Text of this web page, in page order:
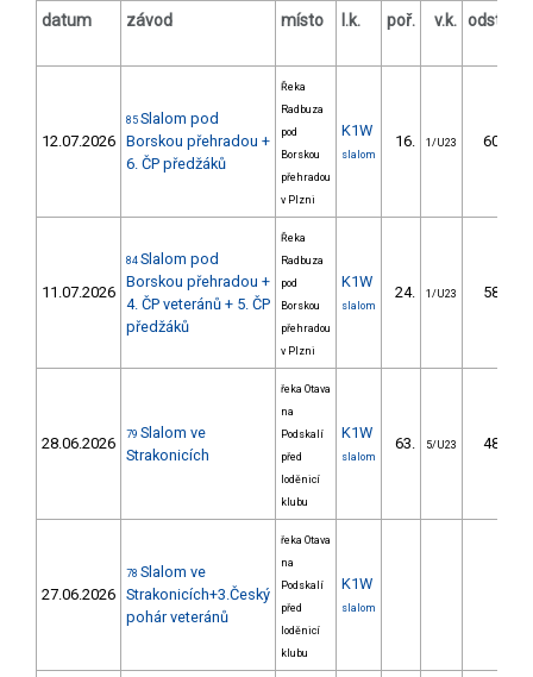
datum závod místo l.k. poř. v.k. odstup
12.07.2026
85 Slalom pod
Borskou přehradou +
6. ČP předžáků
Řeka
Radbuza
pod
Borskou
přehradou
v Plzni
K1W
slalom
16. 1/U23 60.72
11.07.2026
84 Slalom pod
Borskou přehradou +
4. ČP veteránů + 5. ČP
předžáků
Řeka
Radbuza
pod
Borskou
přehradou
v Plzni
K1W
slalom
24. 1/U23 58.24
28.06.2026 79 Slalom ve
Strakonicích
řeka Otava
na
Podskalí
před
loděnicí
klubu
K1W
slalom
63. 5/U23 48.98
27.06.2026
78 Slalom ve
Strakonicích+3.Český
pohár veteránů
řeka Otava
na
Podskalí
před
loděnicí
klubu
K1W
slalom